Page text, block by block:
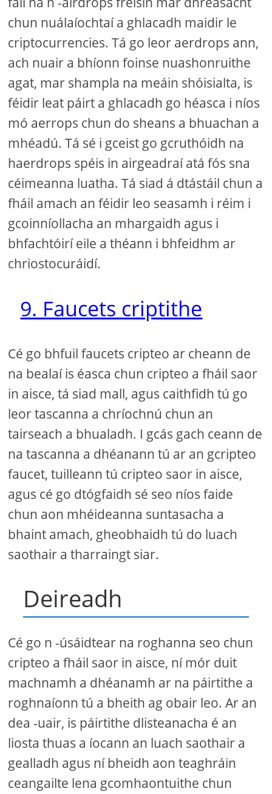
chun nuálaíochtaí a ghlacadh maidir le
criptocurrencies. Tá go leor aerdrops ann,
ach nuair a bhíonn foinse nuashonruithe
agat, mar shampla na meáin shóisialta, is
féidir leat páirt a ghlacadh go héasca i níos
mó aerrops chun do sheans a bhuachan a
mhéadú. Tá sé i gceist go gcruthóidh na
haerdrops spéis in airgeadraí atá fós sna
céimeanna luatha. Tá siad á dtástáil chun a
fháil amach an féidir leo seasamh i réim i
gcoinníollacha an mhargaidh agus i
bhfachtóirí eile a théann i bhfeidhm ar
chriostocuráidí.
9. Faucets criptithe
Cé go bhfuil faucets cripteo ar cheann de
na bealaí is éasca chun cripteo a fháil saor
in aisce, tá siad mall, agus caithfidh tú go
leor tascanna a chríochnú chun an
tairseach a bhualadh. I gcás gach ceann de
na tascanna a dhéanann tú ar an gcripteo
faucet, tuilleann tú cripteo saor in aisce,
agus cé go dtógfaidh sé seo níos faide
chun aon mhéideanna suntasacha a
bhaint amach, gheobhaidh tú do luach
saothair a tharraingt siar.
Deireadh
Cé go n -úsáidtear na roghanna seo chun
cripteo a fháil saor in aisce, ní mór duit
machnamh a dhéanamh ar na páirtithe a
roghnaíonn tú a bheith ag obair leo. Ar an
dea -uair, is páirtithe dlisteanacha é an
liosta thuas a íocann an luach saothair a
gealladh agus ní bheidh aon teaghráin
ceangailte lena gcomhaontuithe chun